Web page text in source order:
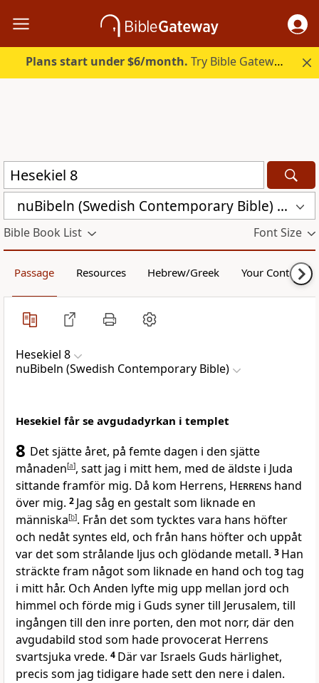
Plans start under $6/month. Try Bible Gateway Plus.
nuBibeln (Swedish Contemporary Bible) (NUB)
Bible Book List Font Size
Passage Resources Hebrew/Greek Your Content
Hesekiel 8
nuBibeln (Swedish Contemporary Bible)
Hesekiel får se avgudadyrkan i templet
8 Det sjätte året, på femte dagen i den sjätte
månaden[a], satt jag i mitt hem, med de äldste i Juda
sittande framför mig. Då kom Herrens, Herrens hand
över mig. 2 Jag såg en gestalt som liknade en
människa[b]. Från det som tycktes vara hans höfter
och nedåt syntes eld, och från hans höfter och uppåt
var det som strålande ljus och glödande metall. 3 Han
sträckte fram något som liknade en hand och tog tag
i mitt hår. Och Anden lyfte mig upp mellan jord och
himmel och förde mig i Guds syner till Jerusalem, till
ingången till den inre porten, den mot norr, där den
avgudabild stod som hade provocerat Herrens
svartsjuka vrede. 4 Där var Israels Guds härlighet,
precis som jag tidigare hade sett den nere i dalen.